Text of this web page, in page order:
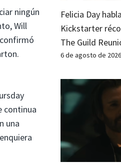
ningún
Will
continua
una
Felicia Day
Kickstarter
The Guild
6 de agosto de 2026